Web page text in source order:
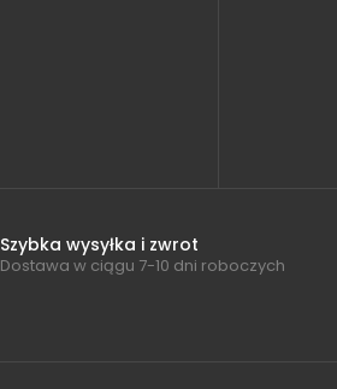
Szybka wysyłka i zwrot
Dostawa w ciągu 7-10 dni roboczych